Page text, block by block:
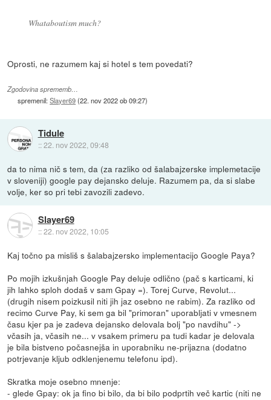
Whataboutism much?
Oprosti, ne razumem kaj si hotel s tem povedati?
Zgodovina sprememb…
spremenil:Slayer69(22. nov 2022 ob 09:27)
Tidule
::22. nov 2022, 09:48
da to nima nič s tem, da (za razliko od šalabajzerske implemetacije
v sloveniji) google pay dejansko deluje. Razumem pa, da si slabe
volje, ker so pri tebi zavozili zadevo.
Slayer69
::22. nov 2022, 10:05
Kaj točno pa misliš s šalabajzersko implementacijo Google Paya?
Po mojih izkušnjah Google Pay deluje odlično (pač s karticami, ki
jih lahko sploh dodaš v sam Gpay =). Torej Curve, Revolut...
(drugih nisem poizkusil niti jih jaz osebno ne rabim). Za razliko od
recimo Curve Pay, ki sem ga bil "primoran" uporabljati v vmesnem
času kjer pa je zadeva dejansko delovala bolj "po navdihu" ->
včasih ja, včasih ne... v vsakem primeru pa tudi kadar je delovala
je bila bistveno počasnejša in uporabniku ne-prijazna (dodatno
potrjevanje kljub odklenjenemu telefonu ipd).
Skratka moje osebno mnenje:
- glede Gpay: ok ja fino bi bilo, da bi bilo podprtih več kartic (niti ne